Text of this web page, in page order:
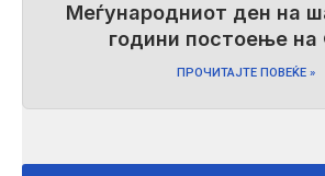
Меѓународниот ден на
години постоење
ПРОЧИТАЈТЕ ПОВЕЌЕ »